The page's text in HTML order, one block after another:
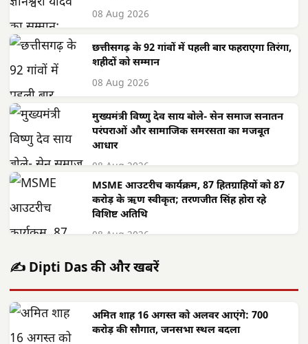
08 Aug 2026
छत्तीसगढ़ के 92 गांवों में पहली बार फहराएगा तिरंगा,
शहीदों को सम्मान
08 Aug 2026
मुख्यमंत्री विष्णु देव साय बोले- सेन समाज सनातन
परंपराओं और सामाजिक समरसता का मजबूत
आधार
08 Aug 2026
MSME आउटरीच कार्यक्रम, 87 हितग्राहियों को 87
करोड़ के ऋण स्वीकृत; तरणजीत सिंह होरा रहे
विशिष्ट अतिथि
08 Aug 2026
✍️ Dipti Das की और खबरें
अमित शाह 16 अगस्त को अलवर आएंगे: 700
करोड़ की सौगात, जनसभा स्थल बदला